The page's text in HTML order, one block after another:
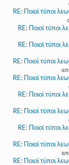
RE: Ποιοί τύποι
RE: Ποιοί τύποι
RE: Ποιοί τύποι
RE: Ποιοί τύποι
RE: Ποιοί τύποι
RE: Ποιοί τύποι
RE: Ποιοί τύποι
RE: Ποιοί τύποι
RE: Ποιοί τύποι
RE: Ποιοί τύποι